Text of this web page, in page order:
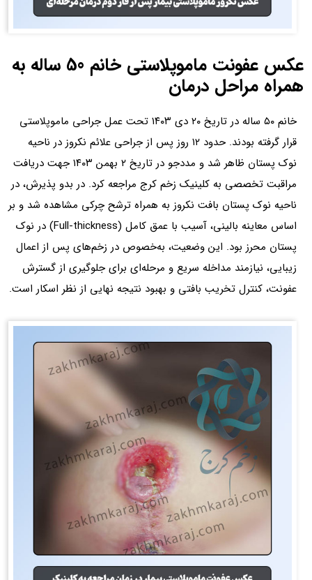
عکس عفونت ماموپلاستی خانم 50 ساله به
همراه مراحل درمان
خانم ۵۰ ساله در تاریخ ۲۰ دی ۱۴۰۳ تحت عمل جراحی ماموپلاستی
قرار گرفته بودند. حدود ۱۲ روز پس از جراحی علائم نکروز در ناحیه
نوک پستان ظاهر شد و مددجو در تاریخ ۲ بهمن ۱۴۰۳ جهت دریافت
مراقبت تخصصی به کلینیک زخم کرج مراجعه کرد. در بدو پذیرش، در
ناحیه نوک پستان بافت نکروز به همراه ترشح چرکی مشاهده شد و بر
اساس معاینه بالینی، آسیب با عمق کامل (Full-thickness) در نوک
پستان محرز بود. این وضعیت، به‌خصوص در زخم‌های پس از اعمال
زیبایی، نیازمند مداخله سریع و مرحله‌ای برای جلوگیری از گسترش
عفونت، کنترل تخریب بافتی و بهبود نتیجه نهایی از نظر اسکار است.